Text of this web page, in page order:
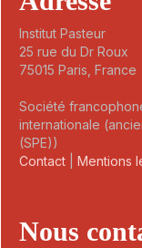
Institut Pasteur
25 rue du Dr Roux
75015 Paris, France
Société
internationale
(SPE))
Contact
Mentions
Nous